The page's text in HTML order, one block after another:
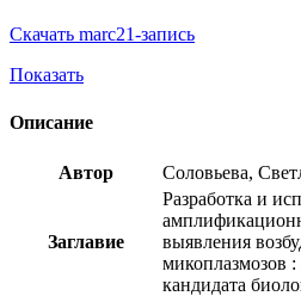
Скачать marc21-запись
Показать
Описание
Автор Соловьева,
Заглавие
Разработка и
выявления
микоплазмозов :
кандидата